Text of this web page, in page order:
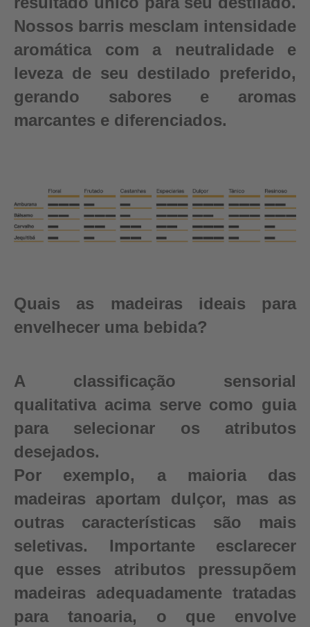
Nossos barris mesclam intensidade
aromática com a neutralidade e
leveza de seu destilado preferido,
gerando sabores e aromas
marcantes e diferenciados.
Quais as madeiras ideais para
envelhecer uma bebida?
A classificação sensorial
qualitativa acima serve como guia
para selecionar os atributos
desejados.
Por exemplo, a maioria das
madeiras aportam dulçor, mas as
outras características são mais
seletivas. Importante esclarecer
que esses atributos pressupõem
madeiras adequadamente tratadas
para tanoaria, o que envolve